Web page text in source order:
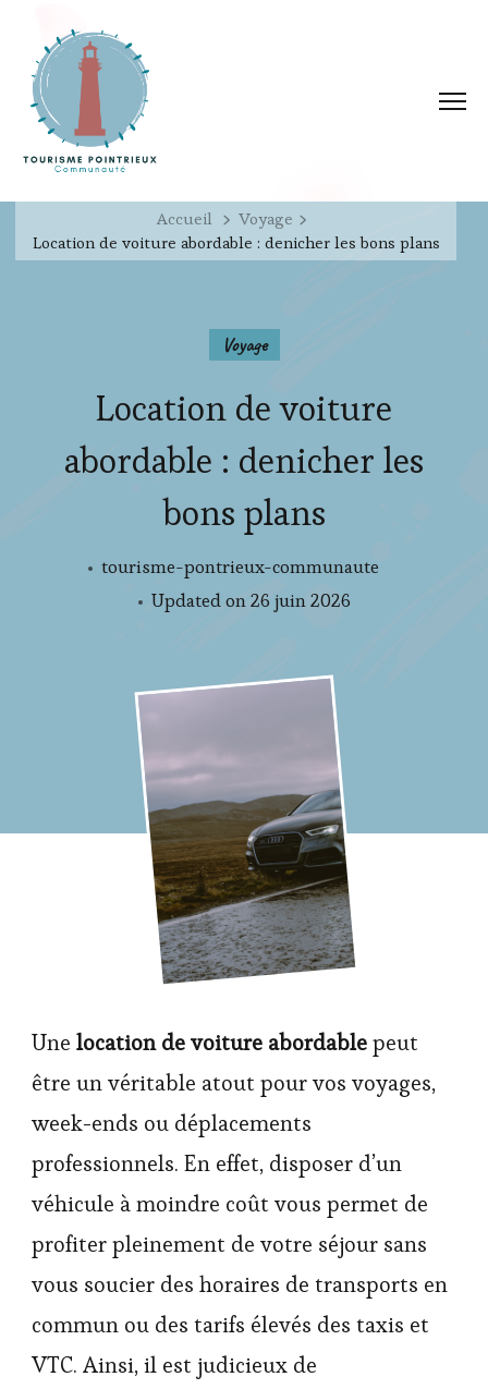
Accueil
Voyage
Location de voiture abordable : denicher les bons plans
Voyage
Location de voiture
abordable : denicher les
bons plans
tourisme-pontrieux-communaute
Updated on26 juin 2026
Une location de voiture abordablepeut
être un véritable atout pour vos voyages,
week-ends ou déplacements
professionnels. En effet, disposer d’un
véhicule à moindre coût vous permet de
profiter pleinement de votre séjour sans
vous soucier des horaires de transports en
commun ou des tarifs élevés des taxis et
VTC. Ainsi, il est judicieux de